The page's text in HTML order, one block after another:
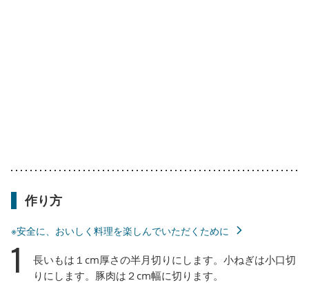
作り方
※安全に、おいしく料理を楽しんでいただくために
1
長いもは１cm厚さの半月切りにします。小ねぎは小口切
りにします。豚肉は２cm幅に切ります。